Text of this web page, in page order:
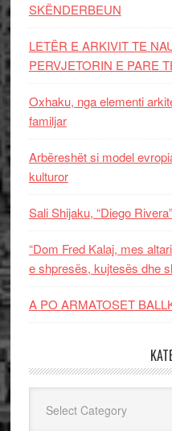
SKËNDERBEUN
LETËR E ARKIVIT TE
PERVJETORIN E PARE
Oxhaku, nga elementi
familjar
Arbëreshët si model
kulturor
Sali Shijaku, “Diego
“Dom Fred Kalaj, mes
e shpresës, kujtesës dhe
A PO ARMATOSET